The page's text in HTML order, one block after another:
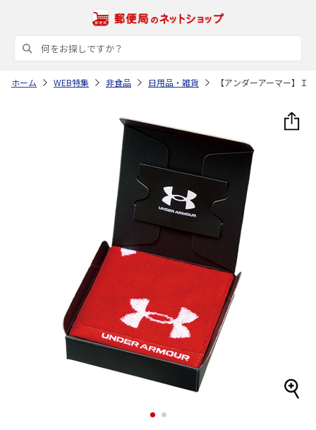
ホーム WEB特集 非食品 日用品・雑貨 【アンダーアーマー】
1 2